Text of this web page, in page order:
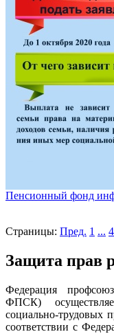
Пенсионный фонд
Страницы: Пред. 1 ...
Защита прав
Федерация
ФПСК)
социально-трудовых
соответствии с